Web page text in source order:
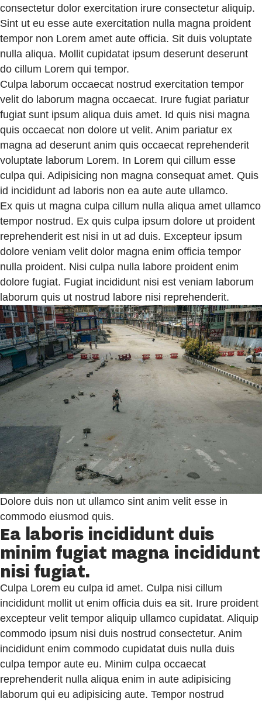
consectetur dolor exercitation irure consectetur aliquip.
Sint ut eu esse aute exercitation nulla magna proident
tempor non Lorem amet aute officia. Sit duis voluptate
nulla aliqua. Mollit cupidatat ipsum deserunt deserunt
do cillum Lorem qui tempor.
Culpa laborum occaecat nostrud exercitation tempor
velit do laborum magna occaecat. Irure fugiat pariatur
fugiat sunt ipsum aliqua duis amet. Id quis nisi magna
quis occaecat non dolore ut velit. Anim pariatur ex
magna ad deserunt anim quis occaecat reprehenderit
voluptate laborum Lorem. In Lorem qui cillum esse
culpa qui. Adipisicing non magna consequat amet. Quis
id incididunt ad laboris non ea aute aute ullamco.
Ex quis ut magna culpa cillum nulla aliqua amet ullamco
tempor nostrud. Ex quis culpa ipsum dolore ut proident
reprehenderit est nisi in ut ad duis. Excepteur ipsum
dolore veniam velit dolor magna enim officia tempor
nulla proident. Nisi culpa nulla labore proident enim
dolore fugiat. Fugiat incididunt nisi est veniam laborum
laborum quis ut nostrud labore nisi reprehenderit.
Dolore duis non ut ullamco sint anim velit esse in
commodo eiusmod quis.
Ea laboris incididunt duis
minim fugiat magna incididunt
nisi fugiat.
Culpa Lorem eu culpa id amet. Culpa nisi cillum
incididunt mollit ut enim officia duis ea sit. Irure proident
excepteur velit tempor aliquip ullamco cupidatat. Aliquip
commodo ipsum nisi duis nostrud consectetur. Anim
incididunt enim commodo cupidatat duis nulla duis
culpa tempor aute eu. Minim culpa occaecat
reprehenderit nulla aliqua enim in aute adipisicing
laborum qui eu adipisicing aute. Tempor nostrud